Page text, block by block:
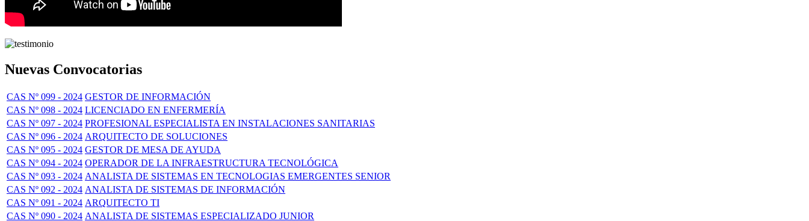
Nuevas Convocatorias
CAS Nº 099 - 2024 GESTOR DE INFORMACIÓN
CAS Nº 098 - 2024 LICENCIADO EN ENFERMERÍA
CAS Nº 097 - 2024 PROFESIONAL ESPECIALISTA EN INSTALACIONES SANITARIAS
CAS Nº 096 - 2024 ARQUITECTO DE SOLUCIONES
CAS Nº 095 - 2024 GESTOR DE MESA DE AYUDA
CAS Nº 094 - 2024 OPERADOR DE LA INFRAESTRUCTURA TECNOLÓGICA
CAS Nº 093 - 2024 ANALISTA DE SISTEMAS EN TECNOLOGIAS EMERGENTES SENIOR
CAS Nº 092 - 2024 ANALISTA DE SISTEMAS DE INFORMACIÓN
CAS Nº 091 - 2024 ARQUITECTO TI
CAS Nº 090 - 2024 ANALISTA DE SISTEMAS ESPECIALIZADO JUNIOR